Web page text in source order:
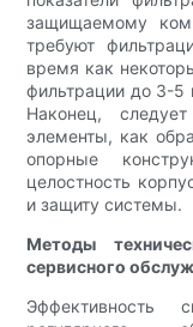
защищаемому
требуют
время как
фильтрации до 3-5
Наконец,
элементы, как
опорные
целостность
и защиту системы.
Методы
сервисного
Эффективность